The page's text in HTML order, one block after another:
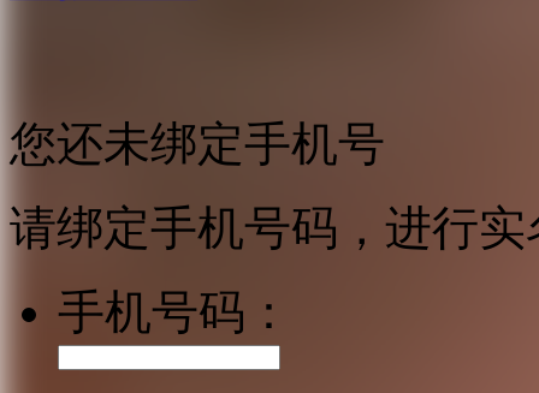
您还未绑定手机号
请绑定手机号码，进行
手机号码：